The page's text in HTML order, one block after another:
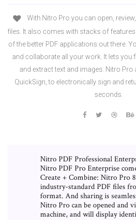
With Nitro Pro you can open,
files. It also comes with stacks of
of the better PDF applications out there.
and collaborate all your work. It lets you
and extract text and images. Nitro
QuickSign, to electronically sign and
seconds.
Nitro PDF Professional
Nitro PDF Pro Enterprise
Create + Combine: Nitro Pro
industry-standard PDF files
format. And sharing is
Nitro Pro can be opened and
machine, and will display